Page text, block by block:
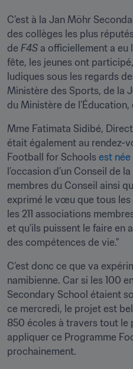
C’est à la Jan Möhr
des collèges les plus
de F4S a officiellement a eu
fête, les jeunes ont
ludiques sous les regards
Ministère des Sports, de la
du Ministère de
Mme Fatimata Sidibé,
était également au rendez-
Football for Schools est née
l’occasion d’un Conseil de
membres du Conseil ainsi
exprimé le vœu que tous
les 211 associations
et qu’ils puissent le faire en
des compétences de vie."
C’est donc ce que va
namibienne. Car si les 100
Secondary School étaient
ce mercredi, le projet est
850 écoles à travers tout le
appliquer ce Programme
prochainement.